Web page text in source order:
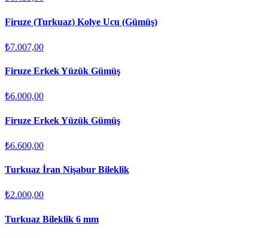
Firuze (Turkuaz) Kolye Ucu (Gümüş)
₺7.007,00
Firuze Erkek Yüzük Gümüş
₺6.000,00
Firuze Erkek Yüzük Gümüş
₺6.600,00
Turkuaz İran Nişabur Bileklik
₺2.000,00
Turkuaz Bileklik 6 mm